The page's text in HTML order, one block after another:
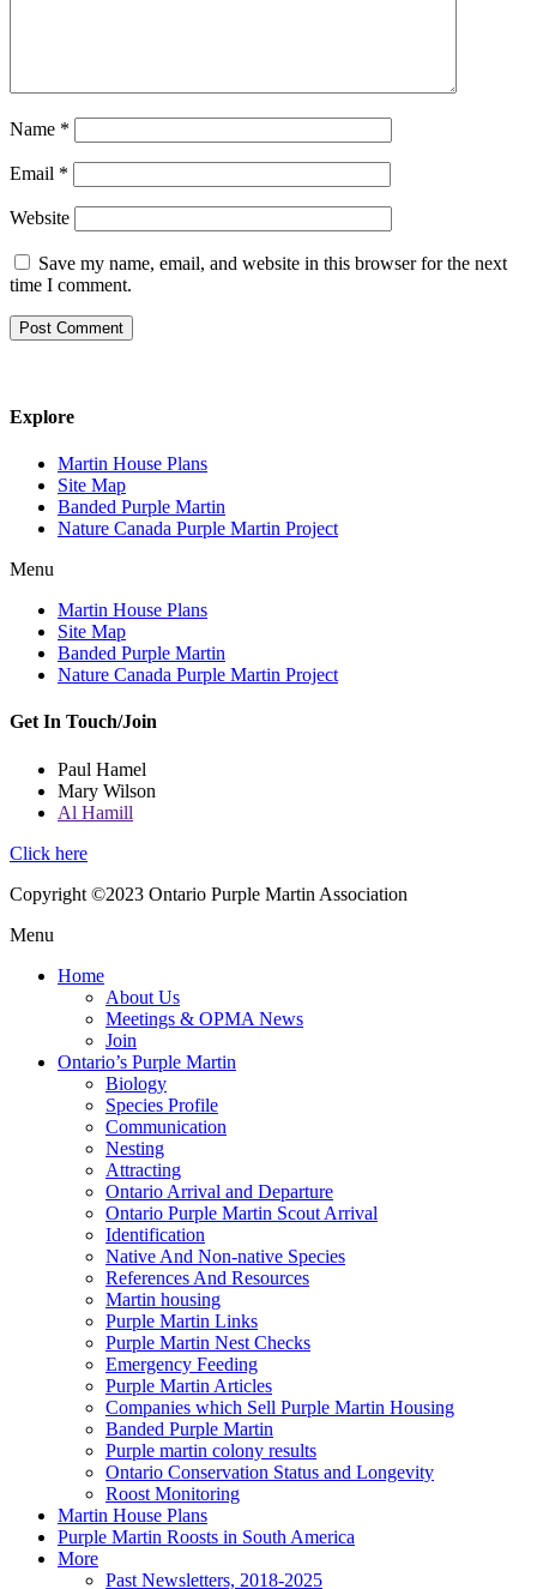
Name *
Email *
Website
Save my name, email, and website in this browser for the next
time I comment.
Explore
Martin House Plans
Site Map
Banded Purple Martin
Nature Canada Purple Martin Project
Menu
Martin House Plans
Site Map
Banded Purple Martin
Nature Canada Purple Martin Project
Get In Touch/Join
Paul Hamel
Mary Wilson
Al Hamill
Click here
Copyright ©2023 Ontario Purple Martin Association
Menu
Home
About Us
Meetings & OPMA News
Join
Ontario’s Purple Martin
Biology
Species Profile
Communication
Nesting
Attracting
Ontario Arrival and Departure
Ontario Purple Martin Scout Arrival
Identification
Native And Non-native Species
References And Resources
Martin housing
Purple Martin Links
Purple Martin Nest Checks
Emergency Feeding
Purple Martin Articles
Companies which Sell Purple Martin Housing
Banded Purple Martin
Purple martin colony results
Ontario Conservation Status and Longevity
Roost Monitoring
Martin House Plans
Purple Martin Roosts in South America
More
Past Newsletters, 2018-2025